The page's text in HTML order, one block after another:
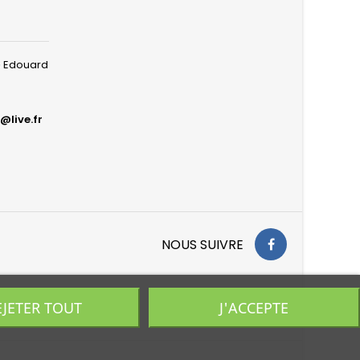
Edouard
NOUS SUIVRE
TOUT J'ACCEPTE